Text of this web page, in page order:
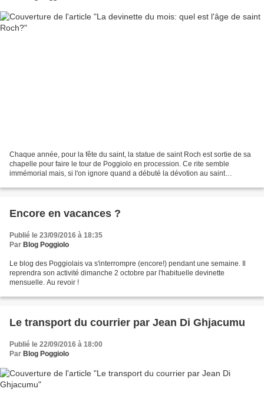
Chaque année, pour la fête du saint, la statue de saint Roch est sortie de sa
chapelle pour faire le tour de Poggiolo en procession. Ce rite semble
immémorial mais, si l'on ignore quand a débuté la dévotion au saint
Encore en vacances ?
Publié le 23/09/2016 à 18:35
Par Blog Poggiolo
Le blog des Poggiolais va s'interrompre (encore!) pendant une semaine. Il
reprendra son activité dimanche 2 octobre par l'habituelle devinette
mensuelle. Au revoir !
Le transport du courrier par Jean Di Ghjacumu
Publié le 22/09/2016 à 18:00
Par Blog Poggiolo